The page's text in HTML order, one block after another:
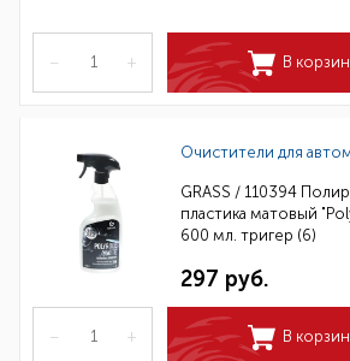
– + В
Очистители для
GRASS / 110394
пластика матовый
600 мл. тригер (6)
297 руб.
– + В